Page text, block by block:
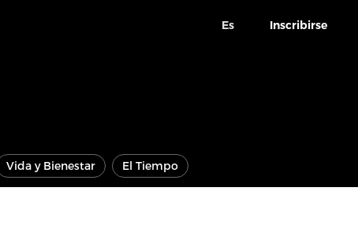
Es Inscribirse
Vida y Bienestar El Tiempo